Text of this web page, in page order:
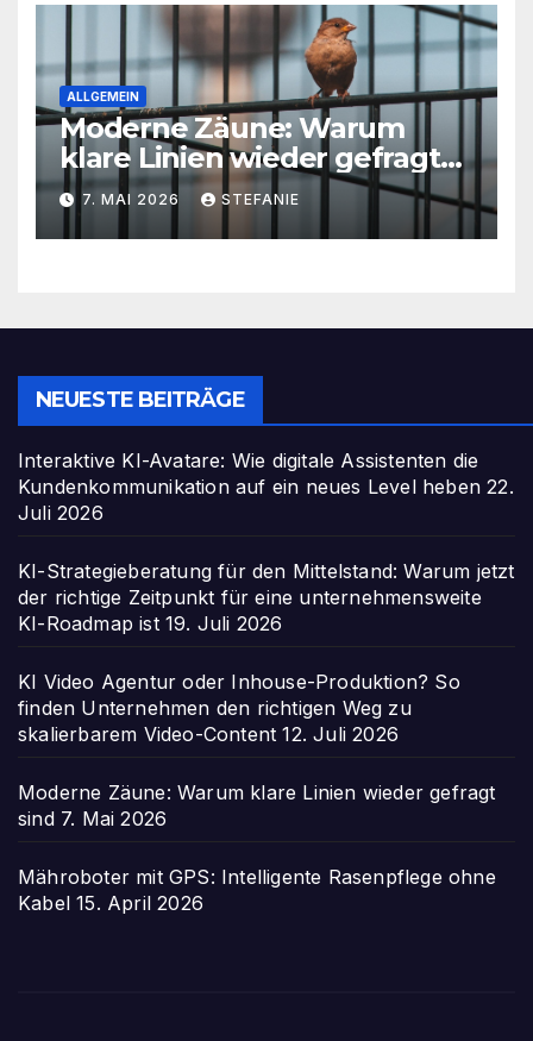
ALLGEMEIN
Moderne Zäune: Warum
klare Linien wieder gefragt
sind
7. MAI 2026 STEFANIE
NEUESTE BEITRÄGE
Interaktive KI-Avatare: Wie digitale Assistenten die
Kundenkommunikation auf ein neues Level heben 22.
Juli 2026
KI-Strategieberatung für den Mittelstand: Warum jetzt
der richtige Zeitpunkt für eine unternehmensweite
KI-Roadmap ist 19. Juli 2026
KI Video Agentur oder Inhouse-Produktion? So
finden Unternehmen den richtigen Weg zu
skalierbarem Video-Content 12. Juli 2026
Moderne Zäune: Warum klare Linien wieder gefragt
sind 7. Mai 2026
Mähroboter mit GPS: Intelligente Rasenpflege ohne
Kabel 15. April 2026